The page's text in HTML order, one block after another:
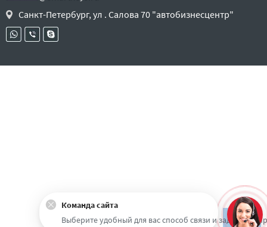
Санкт-Петербург, ул . Салова 70 "автобизнесцентр"
Наверх
Команда сайта
Выберите удобный для вас способ связи и задайте